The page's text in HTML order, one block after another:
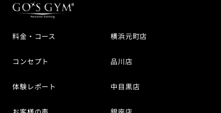
料金・コース
コンセプト
体験レポート
横浜元町店
品川店
中目黒店